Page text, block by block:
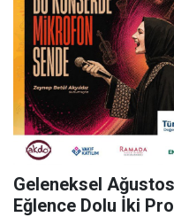
Geleneksel
Eğlence Dolu İki